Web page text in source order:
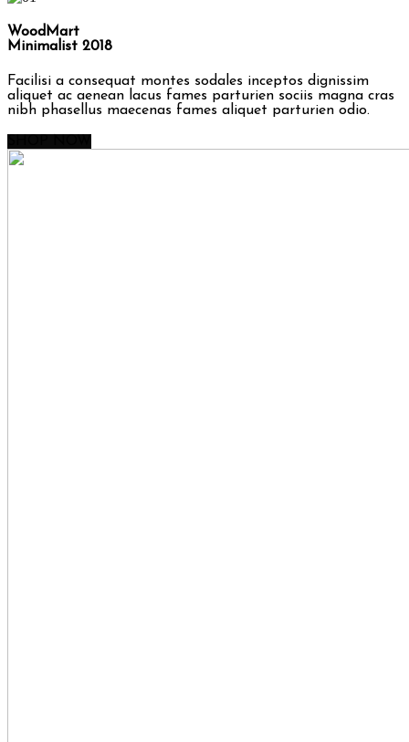
WoodMart
Minimalist 2018
Facilisi a consequat montes sodales inceptos dignissim
aliquet ac aenean lacus fames parturien sociis magna cras
nibh phasellus maecenas fames aliquet parturien odio.